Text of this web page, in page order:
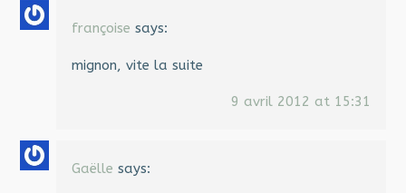
françoise says:
mignon, vite la suite
9 avril 2012 at 15:31
Gaëlle says: